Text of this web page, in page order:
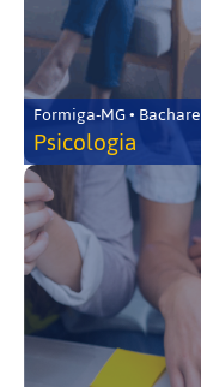
Formiga-MG •
Psicologia